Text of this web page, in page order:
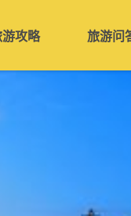
游攻略 旅游问